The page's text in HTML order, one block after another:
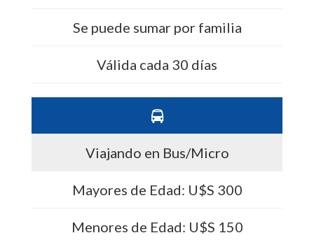
Se puede sumar por familia
Válida cada 30 días
Viajando en Bus/Micro
Mayores de Edad: U$S 300
Menores de Edad: U$S 150